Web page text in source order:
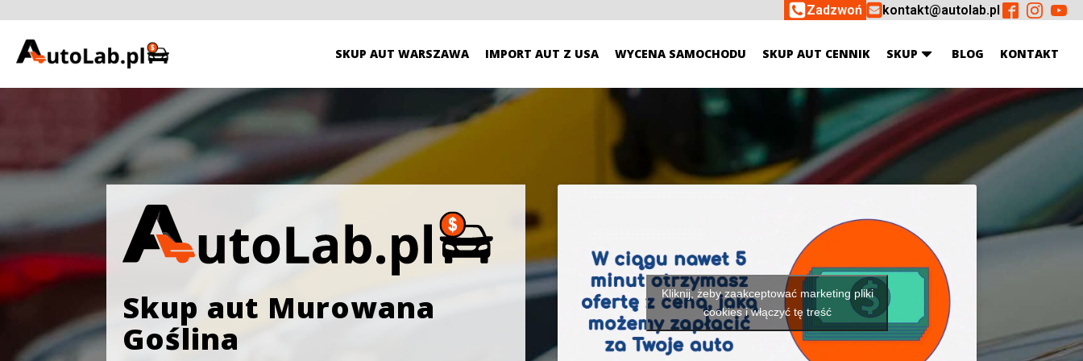
Zadzwoń kontakt@autolab.pl
SKUP AUT WARSZAWA IMPORT AUT Z USA WYCENA SAMOCHODU SKUP AUT CENNIK SKUP BLOG KONTAKT
Skup aut Murowana
Goślina
Kliknij, żeby zaakceptować marketing pliki
cookies i włączyć tę treść